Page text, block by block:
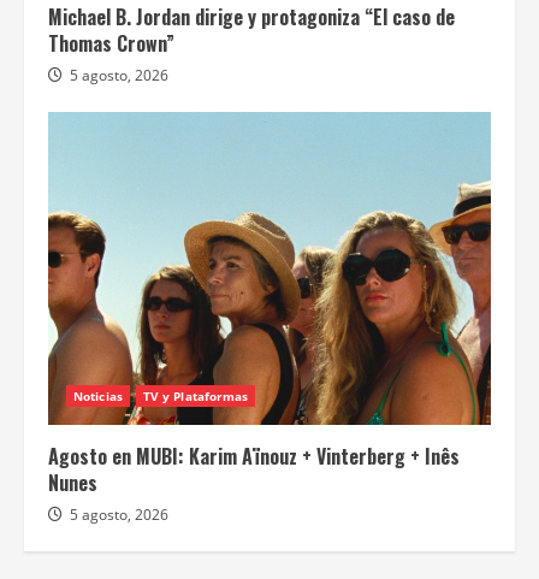
Michael B. Jordan dirige y protagoniza “El caso de
Thomas Crown”
5 agosto, 2026
Noticias TV y Plataformas
Agosto en MUBI: Karim Aïnouz + Vinterberg + Inês
Nunes
5 agosto, 2026